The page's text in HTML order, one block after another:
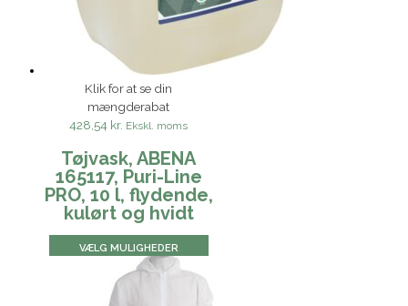
Klik for at se din
mængderabat
428,54 kr. Ekskl. moms
Tøjvask, ABENA
165117, Puri-Line
PRO, 10 l, flydende,
kulørt og hvidt
VÆLG MULIGHEDER